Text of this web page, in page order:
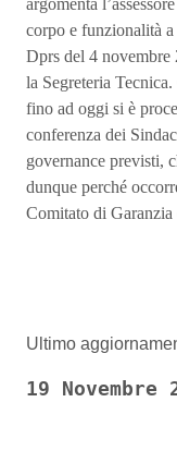
argomenta
corpo e funzionalità
Dprs del 4 novembre
la Segreteria
fino ad oggi si è
conferenza dei
governance previsti,
dunque perché
Comitato di Garanzia
Ultimo
19 Novembre